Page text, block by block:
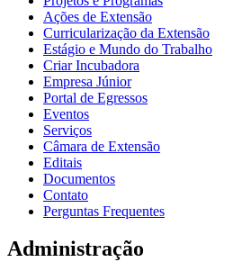
Ações de Extensão
Curricularização da Extensão
Estágio e Mundo do Trabalho
Criar Incubadora
Empresa Júnior
Portal de Egressos
Eventos
Serviços
Câmara de Extensão
Editais
Documentos
Contato
Perguntas Frequentes
Administração